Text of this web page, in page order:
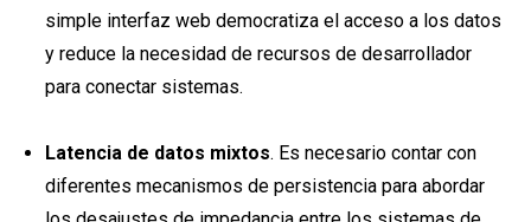
simple interfaz web democratiza el acceso a los datos
y reduce la necesidad de recursos de desarrollador
para conectar sistemas.
Latencia de datos mixtos. Es necesario contar con
diferentes mecanismos de persistencia para abordar